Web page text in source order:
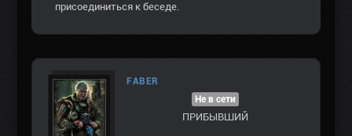
присоединиться к беседе.
FABER
Не в сети
ПРИБЫВШИЙ